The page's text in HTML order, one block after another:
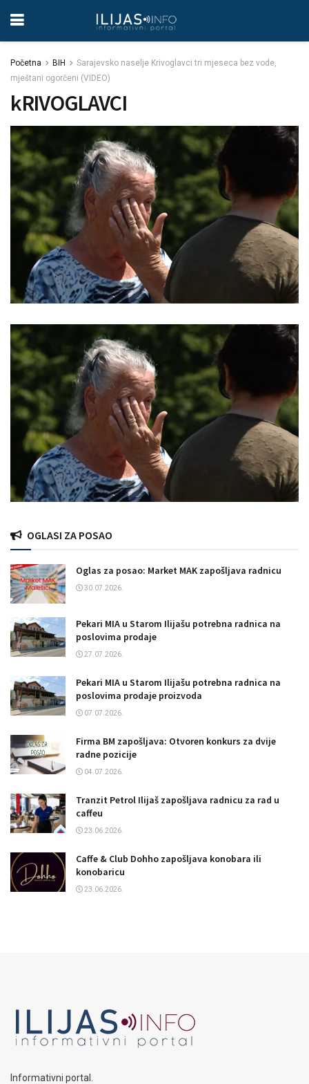
Početna BIH
Sarajevsko naselje Krivoglavci tri mjeseca bez vode,
mještani ogorčeni (VIDEO)
kRIVOGLAVCI
OGLASI ZA POSAO
Oglas za posao: Market MAK zapošljava radnicu
30.07.2026.
Pekari MIA u Starom Ilijašu potrebna radnica na
poslovima prodaje
27.07.2026.
Pekari MIA u Starom Ilijašu potrebna radnica na
poslovima prodaje proizvoda
07.07.2026.
Firma BM zapošljava: Otvoren konkurs za dvije
radne pozicije
04.07.2026.
Tranzit Petrol Ilijaš zapošljava radnicu za rad u
caffeu
23.06.2026.
Caffe & Club Dohho zapošljava konobara ili
konobaricu
23.06.2026.
Informativni portal.